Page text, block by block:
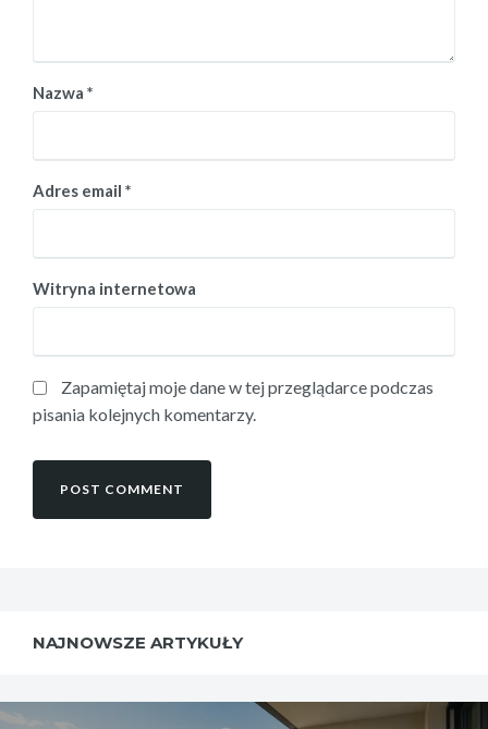
Nazwa *
Adres email *
Witryna internetowa
Zapamiętaj moje dane w tej przeglądarce podczas
pisania kolejnych komentarzy.
NAJNOWSZE ARTYKUŁY